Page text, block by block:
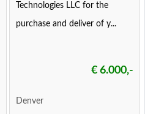
Technologies LLC for the
purchase and deliver of y...
€ 6.000,-
Denver